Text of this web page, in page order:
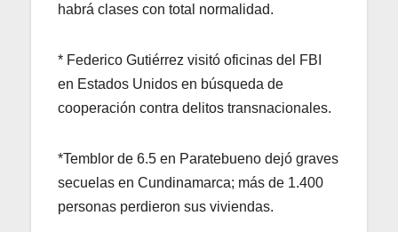
habrá clases con total normalidad.
* Federico Gutiérrez visitó oficinas del FBI
en Estados Unidos en búsqueda de
cooperación contra delitos transnacionales.
*Temblor de 6.5 en Paratebueno dejó graves
secuelas en Cundinamarca; más de 1.400
personas perdieron sus viviendas.